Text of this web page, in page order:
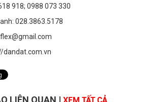
918; 0988 073 330
028.3863.5178
dandat.com.vn
LIÊN QUAN |